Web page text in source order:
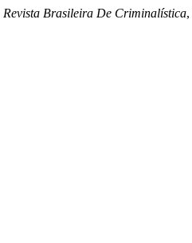
Revista Brasileira De Criminalística,